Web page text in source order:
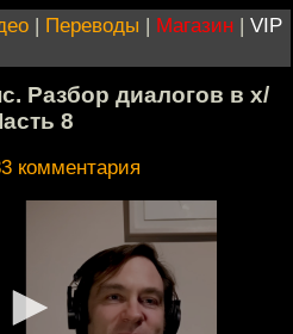
| Переводы | Магазин | VIP
Разбор диалогов в х/
8
комментария